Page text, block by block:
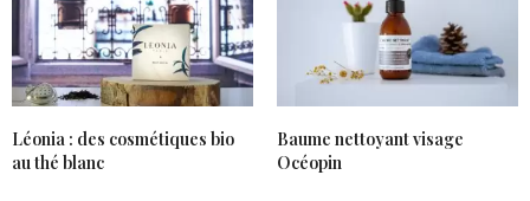
Léonia : des cosmétiques bio
au thé blanc
Baume nettoyant visage
Océopin